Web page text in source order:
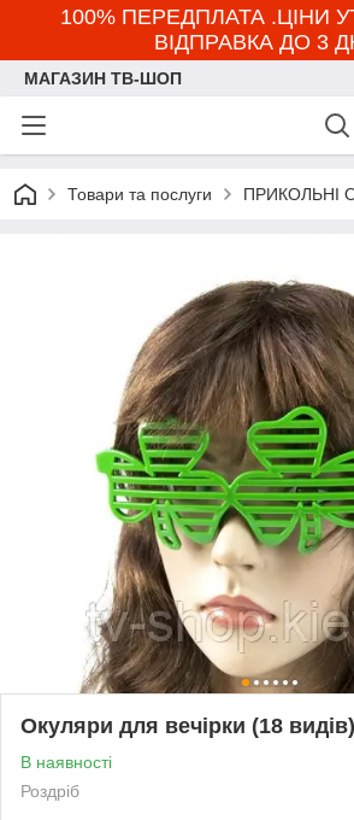
100% ПЕРЕДПЛАТА .ЦІНИ
ВІДПРАВКА ДО 3
МАГАЗИН ТВ-ШОП
Товари та послуги ПРИКОЛЬНІ
Окуляри для вечірки (18 видів)
В наявності
Роздріб